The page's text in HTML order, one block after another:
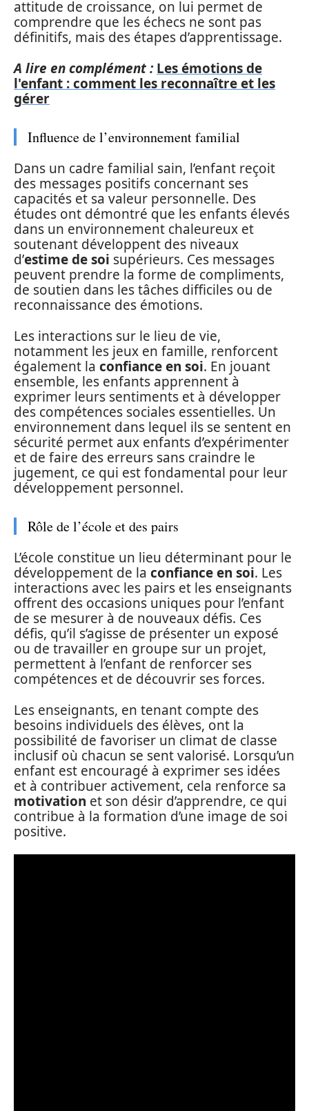
attitude de croissance, on lui permet de
comprendre que les échecs ne sont pas
définitifs, mais des étapes d’apprentissage.
A lire en complément : Les émotions de
l'enfant : comment les reconnaître et les
gérer
Influence de l’environnement familial
Dans un cadre familial sain, l’enfant reçoit
des messages positifs concernant ses
capacités et sa valeur personnelle. Des
études ont démontré que les enfants élevés
dans un environnement chaleureux et
soutenant développent des niveaux
d’estime de soi supérieurs. Ces messages
peuvent prendre la forme de compliments,
de soutien dans les tâches difficiles ou de
reconnaissance des émotions.
Les interactions sur le lieu de vie,
notamment les jeux en famille, renforcent
également la confiance en soi. En jouant
ensemble, les enfants apprennent à
exprimer leurs sentiments et à développer
des compétences sociales essentielles. Un
environnement dans lequel ils se sentent en
sécurité permet aux enfants d’expérimenter
et de faire des erreurs sans craindre le
jugement, ce qui est fondamental pour leur
développement personnel.
Rôle de l’école et des pairs
L’école constitue un lieu déterminant pour le
développement de la confiance en soi. Les
interactions avec les pairs et les enseignants
offrent des occasions uniques pour l’enfant
de se mesurer à de nouveaux défis. Ces
défis, qu’il s’agisse de présenter un exposé
ou de travailler en groupe sur un projet,
permettent à l’enfant de renforcer ses
compétences et de découvrir ses forces.
Les enseignants, en tenant compte des
besoins individuels des élèves, ont la
possibilité de favoriser un climat de classe
inclusif où chacun se sent valorisé. Lorsqu’un
enfant est encouragé à exprimer ses idées
et à contribuer activement, cela renforce sa
motivation et son désir d’apprendre, ce qui
contribue à la formation d’une image de soi
positive.